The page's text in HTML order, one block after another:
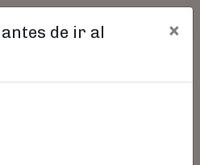
de ir al
×
Compras